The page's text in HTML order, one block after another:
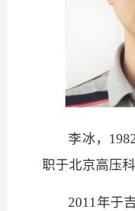
李冰，
职于北京高压
2011年于